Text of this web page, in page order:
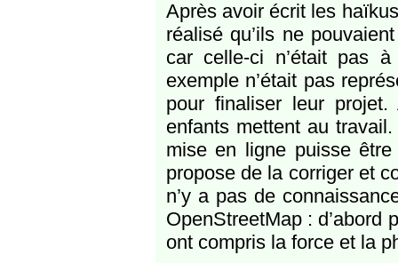
Après avoir écrit les
réalisé qu’ils ne
car celle-ci n’était pas
exemple n’était pas
pour finaliser leur
enfants mettent au
mise en ligne puisse
propose de la corriger et
n’y a pas de
OpenStreetMap : d’abord
ont compris la force et la